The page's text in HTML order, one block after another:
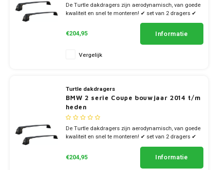
De Turtle dakdragers zijn aerodynamisch, van goede
kwaliteit en snel te monteren! ✔ set van 2 dragers ✔
€204,95 Informatie
Vergelijk
Turtle dakdragers
BMW 2 serie Coupe bouwjaar 2014 t/m
heden
De Turtle dakdragers zijn aerodynamisch, van goede
kwaliteit en snel te monteren! ✔ set van 2 dragers ✔
€204,95 Informatie